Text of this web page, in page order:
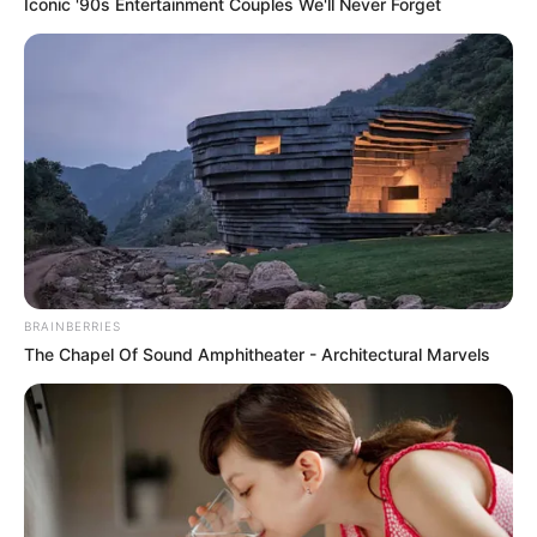
Es werden alle sehenswerten Städte in Deutschlandund
Iconic '90s Entertainment Couples We'll Never Forget
BRAINBERRIES
The Chapel Of Sound Amphitheater - Architectural Marvels